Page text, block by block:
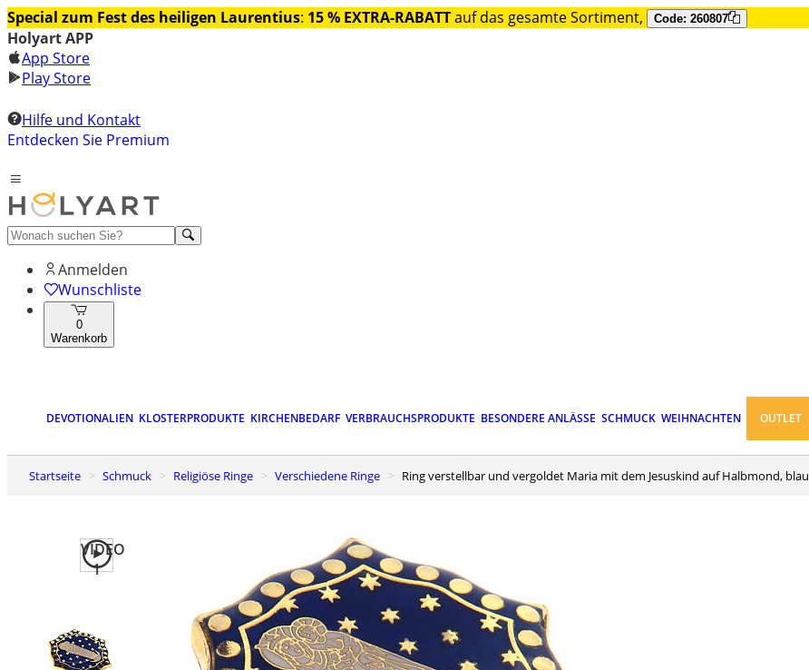
Special zum Fest des heiligen Laurentius: 15 % EXTRA-RABATTauf das gesamte Sortiment, Code: 260807
Holyart APP
App Store
Play Store
Hilfe und Kontakt
Entdecken Sie Premium
Anmelden
Wunschliste
0
Warenkorb
DEVOTIONALIEN KLOSTERPRODUKTE KIRCHENBEDARF VERBRAUCHSPRODUKTE BESONDERE ANLÄSSE SCHMUCK WEIHNACHTEN OUTLET
Startseite Schmuck Religiöse Ringe Verschiedene Ringe Ring verstellbar und vergoldet Maria mit dem Jesuskind auf Halbmond, blau
VIDEO
1